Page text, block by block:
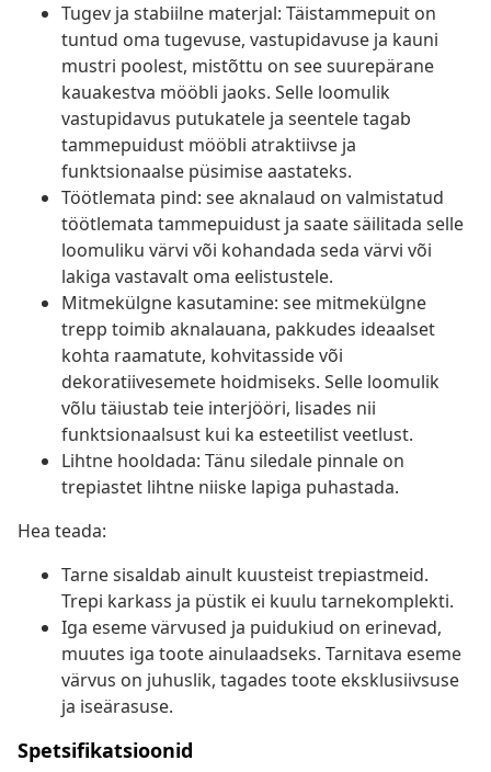
Tugev ja stabiilne materjal: Täistammepuit on
tuntud oma tugevuse, vastupidavuse ja kauni
mustri poolest, mistõttu on see suurepärane
kauakestva mööbli jaoks. Selle loomulik
vastupidavus putukatele ja seentele tagab
tammepuidust mööbli atraktiivse ja
funktsionaalse püsimise aastateks.
Töötlemata pind: see aknalaud on valmistatud
töötlemata tammepuidust ja saate säilitada selle
loomuliku värvi või kohandada seda värvi või
lakiga vastavalt oma eelistustele.
Mitmekülgne kasutamine: see mitmekülgne
trepp toimib aknalauana, pakkudes ideaalset
kohta raamatute, kohvitasside või
dekoratiivesemete hoidmiseks. Selle loomulik
võlu täiustab teie interjööri, lisades nii
funktsionaalsust kui ka esteetilist veetlust.
Lihtne hooldada: Tänu siledale pinnale on
trepiastet lihtne niiske lapiga puhastada.
Hea teada:
Tarne sisaldab ainult kuusteist trepiastmeid.
Trepi karkass ja püstik ei kuulu tarnekomplekti.
Iga eseme värvused ja puidukiud on erinevad,
muutes iga toote ainulaadseks. Tarnitava eseme
värvus on juhuslik, tagades toote eksklusiivsuse
ja iseärasuse.
Spetsifikatsioonid